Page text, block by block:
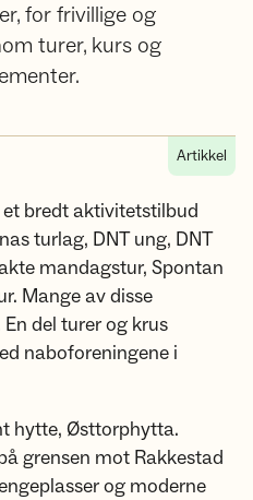
for frivillige og
turer, kurs og
Artikkel
bredt aktivitetstilbud
turlag, DNT ung, DNT
mandagstur, Spontan
Mange av disse
del turer og krus
naboforeningene i
hytte, Østtorphytta.
grensen mot Rakkestad
og moderne